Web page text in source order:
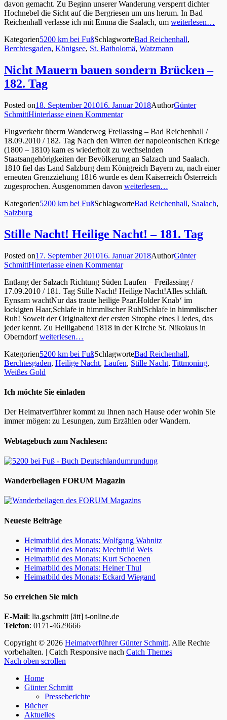
davon gemacht. Zu Beginn unserer Wanderung versperrt dichter
Hochnebel die Sicht auf die Bergriesen um uns herum. In Bad
Reichenhall verlasse ich mit Emma die Saalach, um weiterlesen…
Kategorien5200 km bei FußSchlagworteBad Reichenhall,
Berchtesgaden, Königsee, St. Batholomä, Watzmann
Nicht Mauern bauen sondern Brücken –
182. Tag
Posted on18. September 201016. Januar 2018AuthorGünter
SchmittHinterlasse einen Kommentar
Flugverkehr überm Wanderweg Freilassing – Bad Reichenhall /
18.09.2010 / 182. Tag Nach den Wirren der napoleonischen Kriege
(1800 – 1810) kam es wiederholt zu wechselnden
Staatsangehörigkeiten der Bevölkerung an Salzach und Saalach.
1810 fiel das Land Salzburg dem Königreich Bayern zu, nach einer
erneuten Grenzziehung 1816 wurde es dem Kaiserreich Österreich
zugesprochen. Ausgenommen davon weiterlesen…
Kategorien5200 km bei FußSchlagworteBad Reichenhall, Saalach,
Salzburg
Stille Nacht! Heilige Nacht! – 181. Tag
Posted on17. September 201016. Januar 2018AuthorGünter
SchmittHinterlasse einen Kommentar
Entlang der Salzach Richtung Süden Laufen – Freilassing /
17.09.2010 / 181. Tag Stille Nacht! Heilige Nacht!Alles schläft.
Eynsam wachtNur das traute heilige Paar.Holder Knab‘ im
lockigten Haar,Schlafe in himmlischer Ruh!Schlafe in himmlischer
Ruh! Soweit der Originaltext der ersten Strophe eines Liedes, das
jeder kennt. Zu Heiligabend 1818 in der Kirche St. Nikolaus in
Oberndorfweiterlesen…
Kategorien5200 km bei FußSchlagworteBad Reichenhall,
Berchtesgaden, Heilige Nacht, Laufen, Stille Nacht, Tittmoning,
Weißes Gold
Ich möchte Sie einladen
Der Heimatverführer kommt zu Ihnen nach Hause oder wohin Sie
immer mögen: zu Lesungen, zum Erzählen oder Wandern.
Webtagebuch zum Nachlesen:
Wanderbeilagen FORUM Magazin
Neueste Beiträge
Heimatbild des Monats: Wolfgang Wabnitz
Heimatbild des Monats: Mechthild Weis
Heimatbild des Monats: Kurt Schoenen
Heimatbild des Monats: Heiner Thul
Heimatbild des Monats: Eckard Wiegand
So erreichen Sie mich
E-Mail: lia.gschmitt [ätt] t-online.de
Telefon: 0171-4629666
Copyright © 2026 Heimatverführer Günter Schmitt. Alle Rechte
vorbehalten. | Catch Responsive nach Catch Themes
Nach oben scrollen
Home
Günter Schmitt
Presseberichte
Bücher
Aktuelles